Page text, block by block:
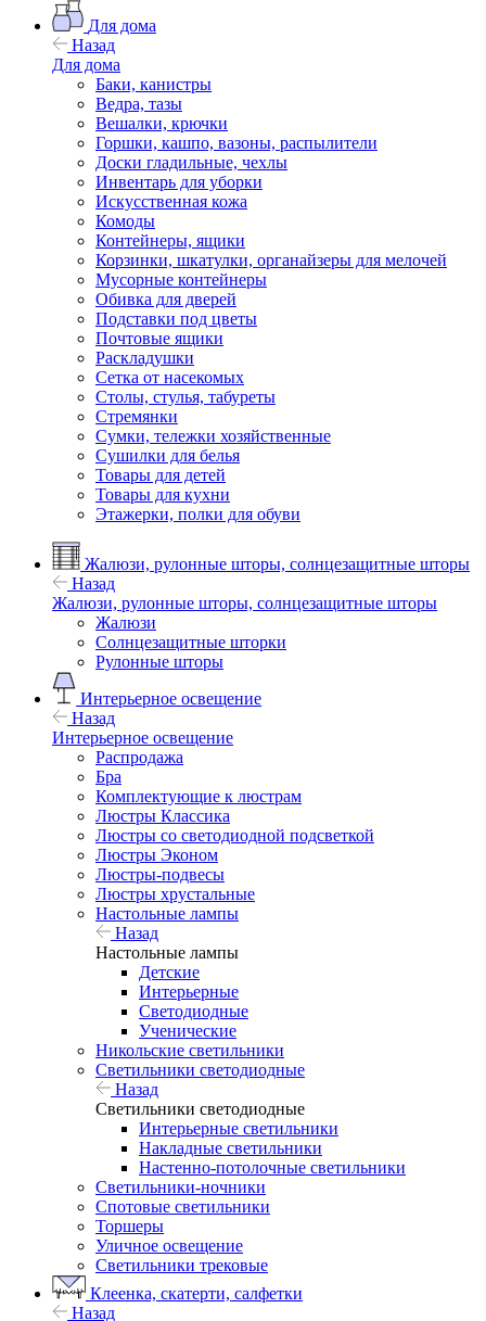
Для дома
Назад
Для дома
Баки, канистры
Ведра, тазы
Вешалки, крючки
Горшки, кашпо, вазоны, распылители
Доски гладильные, чехлы
Инвентарь для уборки
Искусственная кожа
Комоды
Контейнеры, ящики
Корзинки, шкатулки, органайзеры для мелочей
Мусорные контейнеры
Обивка для дверей
Подставки под цветы
Почтовые ящики
Раскладушки
Сетка от насекомых
Столы, стулья, табуреты
Стремянки
Сумки, тележки хозяйственные
Сушилки для белья
Товары для детей
Товары для кухни
Этажерки, полки для обуви
Жалюзи, рулонные шторы, солнцезащитные шторы
Назад
Жалюзи, рулонные шторы, солнцезащитные шторы
Жалюзи
Солнцезащитные шторки
Рулонные шторы
Интерьерное освещение
Назад
Интерьерное освещение
Распродажа
Бра
Комплектующие к люстрам
Люстры Классика
Люстры со светодиодной подсветкой
Люстры Эконом
Люстры-подвесы
Люстры хрустальные
Настольные лампы
Назад
Настольные лампы
Детские
Интерьерные
Светодиодные
Ученические
Никольские светильники
Светильники светодиодные
Назад
Светильники светодиодные
Интерьерные светильники
Накладные светильники
Настенно-потолочные светильники
Светильники-ночники
Спотовые светильники
Торшеры
Уличное освещение
Светильники трековые
Клеенка, скатерти, салфетки
Назад